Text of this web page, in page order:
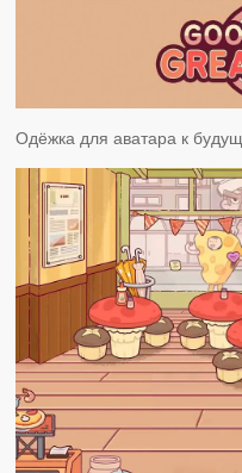
Одёжка для аватара к